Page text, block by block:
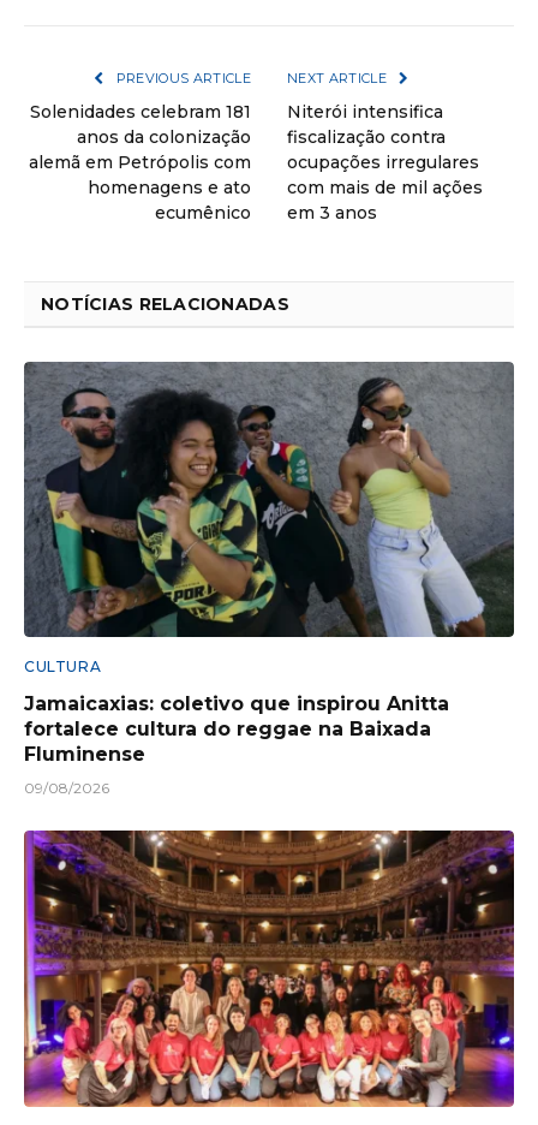
PREVIOUS ARTICLE
Solenidades celebram 181
anos da colonização
alemã em Petrópolis com
homenagens e ato
ecumênico
NEXT ARTICLE
Niterói intensifica
fiscalização contra
ocupações irregulares
com mais de mil ações
em 3 anos
NOTÍCIAS RELACIONADAS
CULTURA
Jamaicaxias: coletivo que inspirou Anitta
fortalece cultura do reggae na Baixada
Fluminense
09/08/2026